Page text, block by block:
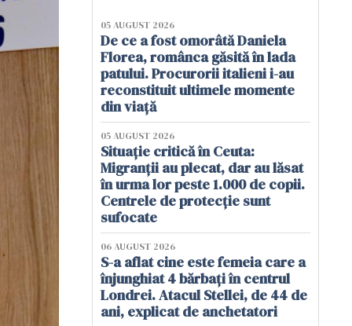
05 AUGUST 2026
De ce a fost omorâtă Daniela
Florea, românca găsită în lada
patului. Procurorii italieni i-au
reconstituit ultimele momente
din viață
05 AUGUST 2026
Situație critică în Ceuta:
Migranții au plecat, dar au lăsat
în urma lor peste 1.000 de copii.
Centrele de protecție sunt
sufocate
06 AUGUST 2026
S-a aflat cine este femeia care a
înjunghiat 4 bărbați în centrul
Londrei. Atacul Stellei, de 44 de
ani, explicat de anchetatori